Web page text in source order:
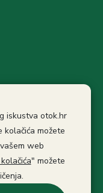
iskustva otok.hr
kolačića možete
web
" možete